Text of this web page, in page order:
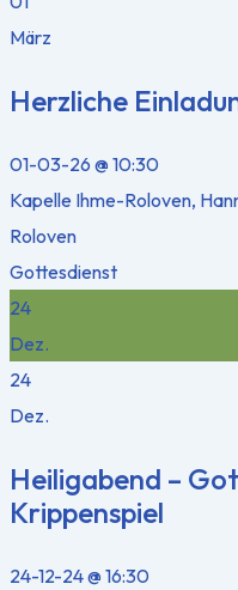
März
Herzliche
01-03-26 @ 10:30
Kapelle Ihme-Roloven,
Roloven
Gottesdienst
24
Dez.
24
Dez.
Heiligabend –
Krippenspiel
24-12-24 @ 16:30